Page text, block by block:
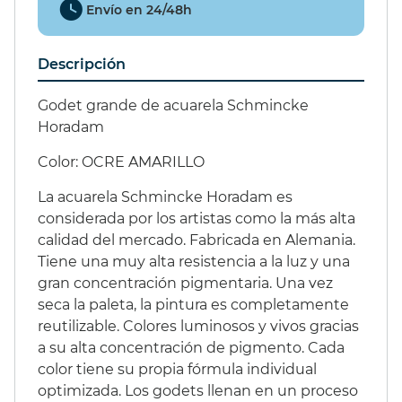
Envío en 24/48h
Descripción
Godet grande de acuarela Schmincke
Horadam
Color: OCRE AMARILLO
La acuarela Schmincke Horadam es
considerada por los artistas como la más alta
calidad del mercado. Fabricada en Alemania.
Tiene una muy alta resistencia a la luz y una
gran concentración pigmentaria. Una vez
seca la paleta, la pintura es completamente
reutilizable. Colores luminosos y vivos gracias
a su alta concentración de pigmento. Cada
color tiene su propia fórmula individual
optimizada. Los godets llenan en un proceso